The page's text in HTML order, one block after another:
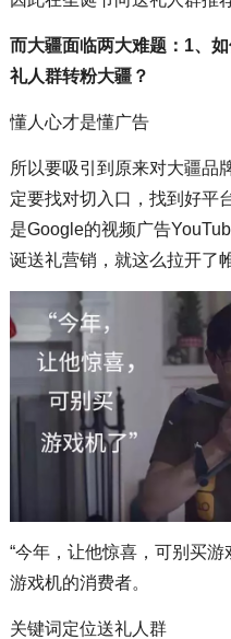
而大疆面临两大难题：1、
礼人群转粉大疆？
懂人心才是懂广告
所以要吸引到原来对大疆品
定要找对切入口，找到好平
是Google的视频广告
诞送礼营销，就这么拉开了
“今年，让他惊喜，可别买
游戏机的消费者。
关键词定位送礼人群